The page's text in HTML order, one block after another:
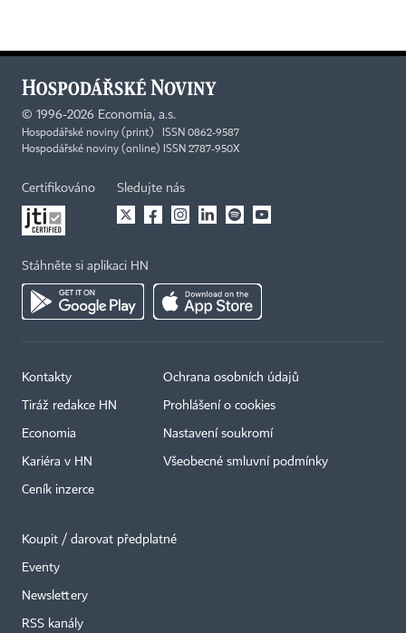
© 1996-2026 Economia, a.s.
Hospodářské noviny (print) ISSN 0862-9587
Hospodářské noviny (online) ISSN 2787-950X
Certifikováno Sledujte nás
Stáhněte si aplikaci HN
Kontakty
Tiráž redakce HN
Economia
Kariéra v HN
Ceník inzerce
Ochrana osobních údajů
Prohlášení o cookies
Nastavení soukromí
Všeobecné smluvní podmínky
Koupit / darovat předplatné
Eventy
Newslettery
RSS kanály